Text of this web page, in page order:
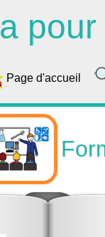
Page d'accueil